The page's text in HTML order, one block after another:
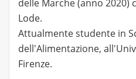
delle Marche (anno 2020)
Lode.
Attualmente studente in
dell'Alimentazione,
Firenze.